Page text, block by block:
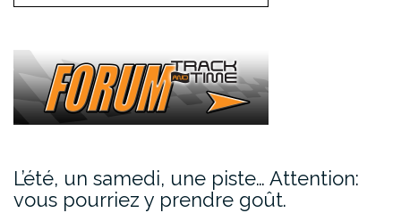
L’été, un samedi, une piste… Attention:
vous pourriez y prendre goût.